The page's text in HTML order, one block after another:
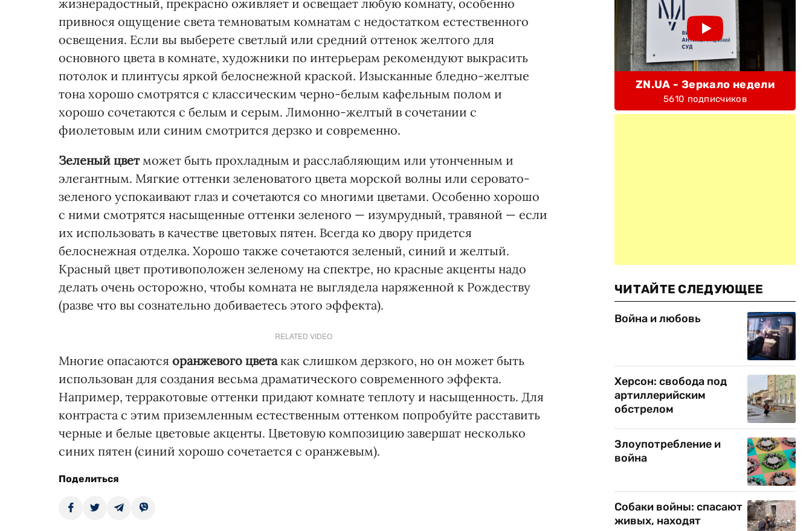
жизнерадостный, прекрасно оживляет и освещает любую комнату, особенно
привнося ощущение света темноватым комнатам с недостатком естественного
освещения. Если вы выберете светлый или средний оттенок желтого для
основного цвета в комнате, художники по интерьерам рекомендуют выкрасить
потолок и плинтусы яркой белоснежной краской. Изысканные бледно-желтые
тона хорошо смотрятся с классическим черно-белым кафельным полом и
хорошо сочетаются с белым и серым. Лимонно-желтый в сочетании с
фиолетовым или синим смотрится дерзко и современно.
Зеленый цветможет быть прохладным и расслабляющим или утонченным и
элегантным. Мягкие оттенки зеленоватого цвета морской волны или серовато-
зеленого успокаивают глаз и сочетаются со многими цветами. Особенно хорошо
с ними смотрятся насыщенные оттенки зеленого — изумрудный, травяной — если
их использовать в качестве цветовых пятен. Всегда ко двору придется
белоснежная отделка. Хорошо также сочетаются зеленый, синий и желтый.
Красный цвет противоположен зеленому на спектре, но красные акценты надо
делать очень осторожно, чтобы комната не выглядела наряженной к Рождеству
(разве что вы сознательно добиваетесь этого эффекта).
RELATED VIDEO
Многие опасаются оранжевого цветакак слишком дерзкого, но он может быть
использован для создания весьма драматического современного эффекта.
Например, терракотовые оттенки придают комнате теплоту и насыщенность. Для
контраста с этим приземленным естественным оттенком попробуйте расставить
черные и белые цветовые акценты. Цветовую композицию завершат несколько
синих пятен (синий хорошо сочетается с оранжевым).
Поделиться
ZN.UA - Зеркало недели
5610 подписчиков
ЧИТАЙТЕ СЛЕДУЮЩЕЕ
Война и любовь
Херсон: свобода под
артиллерийским
обстрелом
Злоупотребление и
война
Собаки войны: спасают
живых, находят